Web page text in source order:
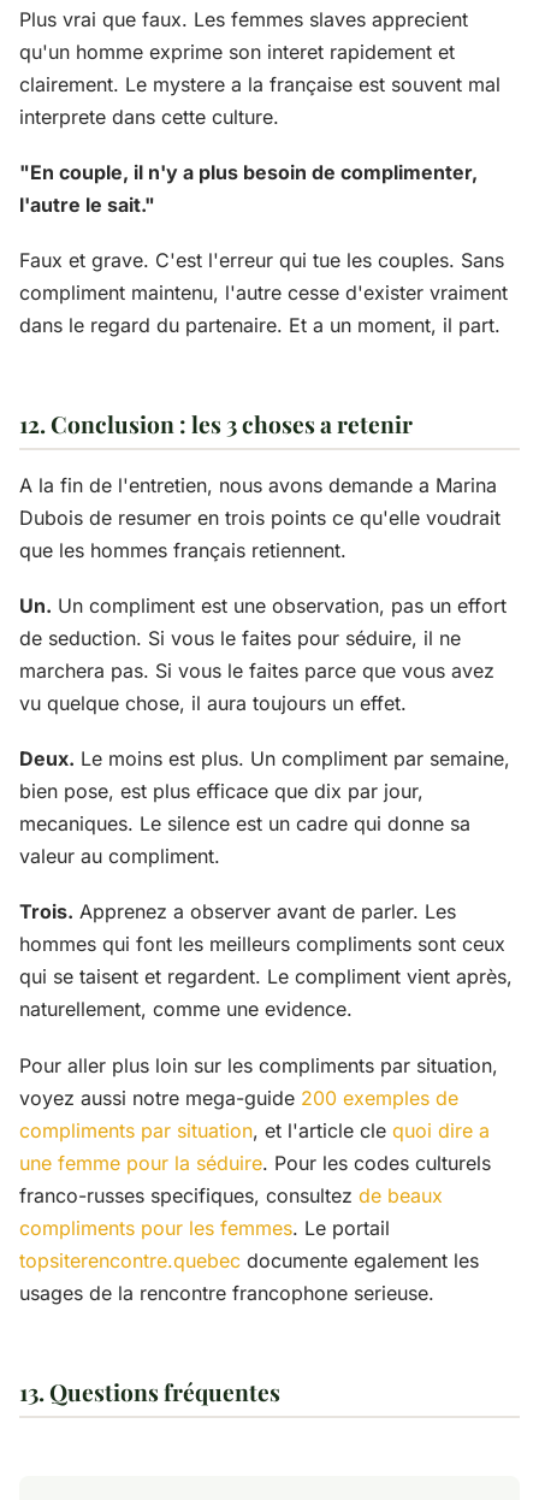
Plus vrai que faux. Les femmes slaves apprecient
qu'un homme exprime son interet rapidement et
clairement. Le mystere a la française est souvent mal
interprete dans cette culture.
"En couple, il n'y a plus besoin de complimenter,
l'autre le sait."
Faux et grave. C'est l'erreur qui tue les couples. Sans
compliment maintenu, l'autre cesse d'exister vraiment
dans le regard du partenaire. Et a un moment, il part.
12. Conclusion : les 3 choses a retenir
A la fin de l'entretien, nous avons demande a Marina
Dubois de resumer en trois points ce qu'elle voudrait
que les hommes français retiennent.
Un. Un compliment est une observation, pas un effort
de seduction. Si vous le faites pour séduire, il ne
marchera pas. Si vous le faites parce que vous avez
vu quelque chose, il aura toujours un effet.
Deux. Le moins est plus. Un compliment par semaine,
bien pose, est plus efficace que dix par jour,
mecaniques. Le silence est un cadre qui donne sa
valeur au compliment.
Trois. Apprenez a observer avant de parler. Les
hommes qui font les meilleurs compliments sont ceux
qui se taisent et regardent. Le compliment vient après,
naturellement, comme une evidence.
Pour aller plus loin sur les compliments par situation,
voyez aussi notre mega-guide 200 exemples de
compliments par situation, et l'article cle quoi dire a
une femme pour la séduire. Pour les codes culturels
franco-russes specifiques, consultez de beaux
compliments pour les femmes. Le portail
topsiterencontre.quebec documente egalement les
usages de la rencontre francophone serieuse.
13. Questions fréquentes